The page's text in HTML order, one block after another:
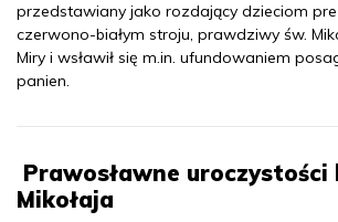
przedstawiany jako rozdający dzieciom
czerwono-białym stroju, prawdziwy św.
Miry i wsławił się m.in. ufundowaniem
panien.
Prawosławne uroczystości
Mikołaja